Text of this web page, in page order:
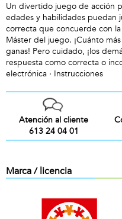
Un divertido juego de acción
edades y habilidades puedan
correcta que concuerde con
Máster del juego. ¡Cuánto
ganas! Pero cuidado, ¡los
respuesta como correcta o
electrónica · Instrucciones
Atención al cliente
613 24 04 01
Marca / licencia